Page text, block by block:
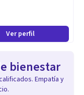
Ver perfil
bienestar
Empatía y